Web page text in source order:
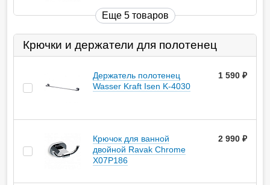
Еще 5 товаров
Крючки и держатели для полотенец
Держатель полотенец
Wasser Kraft Isen K-4030
1 590
Крючок для ванной
двойной Ravak Chrome
X07P186
2 990